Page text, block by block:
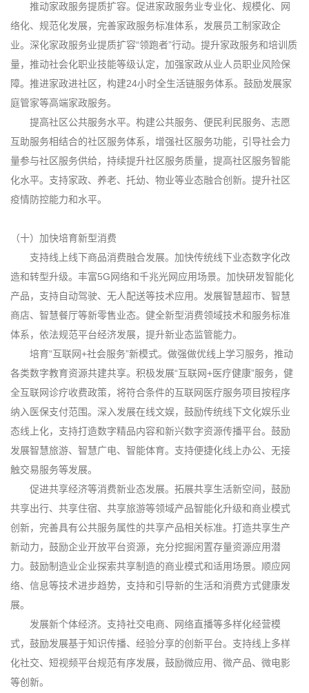
推动家政服务提质扩容。促进家政服务业专业化、规模化、网
络化、规范化发展，完善家政服务标准体系，发展员工制家政企
业。深化家政服务业提质扩容“领跑者”行动。提升家政服务和培训质
量，推动社会化职业技能等级认定，加强家政从业人员职业风险保
障。推进家政进社区，构建24小时全生活链服务体系。鼓励发展家
庭管家等高端家政服务。
提高社区公共服务水平。构建公共服务、便民利民服务、志愿
互助服务相结合的社区服务体系，增强社区服务功能，引导社会力
量参与社区服务供给，持续提升社区服务质量，提高社区服务智能
化水平。支持家政、养老、托幼、物业等业态融合创新。提升社区
疫情防控能力和水平。
（十）加快培育新型消费
支持线上线下商品消费融合发展。加快传统线下业态数字化改
造和转型升级。丰富5G网络和千兆光网应用场景。加快研发智能化
产品，支持自动驾驶、无人配送等技术应用。发展智慧超市、智慧
商店、智慧餐厅等新零售业态。健全新型消费领域技术和服务标准
体系，依法规范平台经济发展，提升新业态监管能力。
培育“互联网+社会服务”新模式。做强做优线上学习服务，推动
各类数字教育资源共建共享。积极发展“互联网+医疗健康”服务，健
全互联网诊疗收费政策，将符合条件的互联网医疗服务项目按程序
纳入医保支付范围。深入发展在线文娱，鼓励传统线下文化娱乐业
态线上化，支持打造数字精品内容和新兴数字资源传播平台。鼓励
发展智慧旅游、智慧广电、智能体育。支持便捷化线上办公、无接
触交易服务等发展。
促进共享经济等消费新业态发展。拓展共享生活新空间，鼓励
共享出行、共享住宿、共享旅游等领域产品智能化升级和商业模式
创新，完善具有公共服务属性的共享产品相关标准。打造共享生产
新动力，鼓励企业开放平台资源，充分挖掘闲置存量资源应用潜
力。鼓励制造业企业探索共享制造的商业模式和适用场景。顺应网
络、信息等技术进步趋势，支持和引导新的生活和消费方式健康发
展。
发展新个体经济。支持社交电商、网络直播等多样化经营模
式，鼓励发展基于知识传播、经验分享的创新平台。支持线上多样
化社交、短视频平台规范有序发展，鼓励微应用、微产品、微电影
等创新。